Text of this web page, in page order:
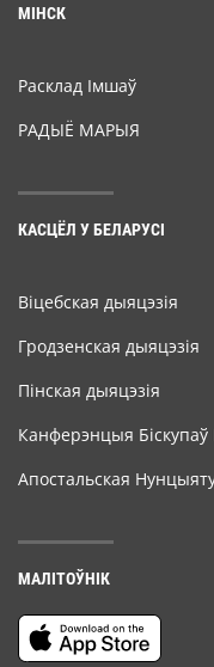
МІНСК
Расклад Імшаў
РАДЫЁ МАРЫЯ
КАСЦЁЛ У БЕЛАРУСІ
Віцебская дыяцэзія
Гродзенская дыяцэзія
Пінская дыяцэзія
Канферэнцыя Біскупаў
Апостальская
МАЛІТОЎНІК